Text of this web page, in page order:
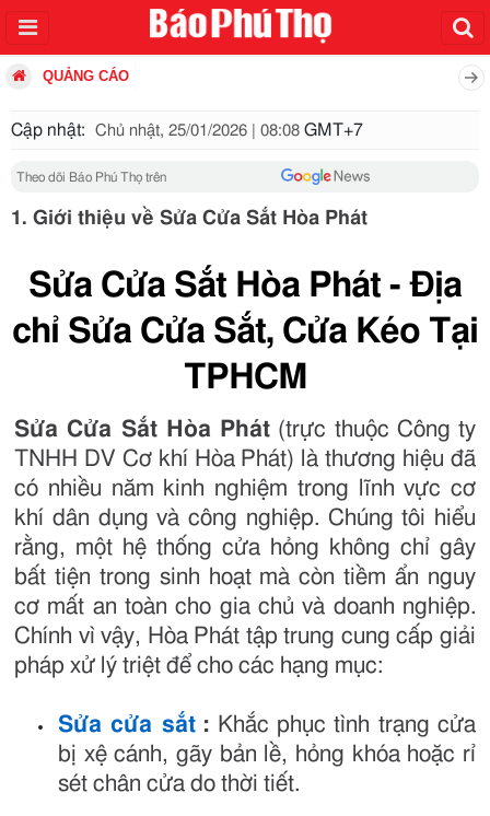
QUẢNG CÁO
Cập nhật: Chủ nhật, 25/01/2026 | 08:08 GMT+7
Theo dõi Báo Phú Thọ trên
1. Giới thiệu về Sửa Cửa Sắt Hòa Phát
Sửa Cửa Sắt Hòa Phát - Địa
chỉ Sửa Cửa Sắt, Cửa Kéo Tại
TPHCM
Sửa Cửa Sắt Hòa Phát (trực thuộc Công ty
TNHH DV Cơ khí Hòa Phát) là thương hiệu đã
có nhiều năm kinh nghiệm trong lĩnh vực cơ
khí dân dụng và công nghiệp. Chúng tôi hiểu
rằng, một hệ thống cửa hỏng không chỉ gây
bất tiện trong sinh hoạt mà còn tiềm ẩn nguy
cơ mất an toàn cho gia chủ và doanh nghiệp.
Chính vì vậy, Hòa Phát tập trung cung cấp giải
pháp xử lý triệt để cho các hạng mục:
Sửa cửa sắt : Khắc phục tình trạng cửa
bị xệ cánh, gãy bản lề, hỏng khóa hoặc rỉ
sét chân cửa do thời tiết.